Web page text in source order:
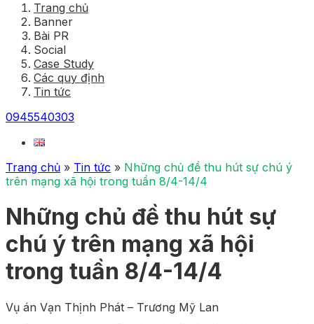
Trang chủ
Banner
Bài PR
Social
Case Study
Các quy định
Tin tức
0945540303
Trang chủ » Tin tức » Những chủ đề thu hút sự chú ý
trên mạng xã hội trong tuần 8/4-14/4
Những chủ đề thu hút sự
chú ý trên mạng xã hội
trong tuần 8/4-14/4
Vụ án Vạn Thịnh Phát – Trương Mỹ Lan